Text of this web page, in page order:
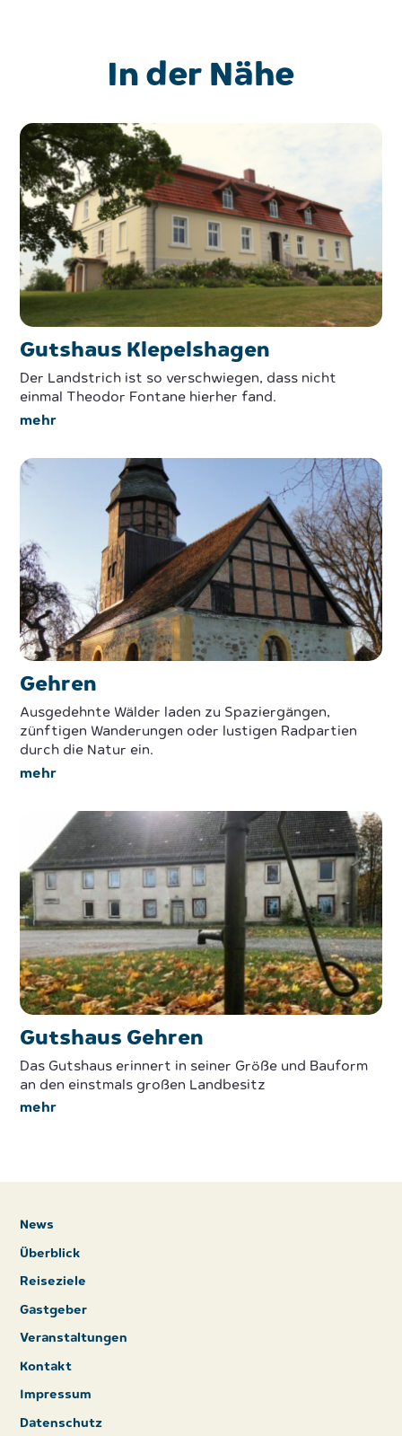
In der Nähe
Gutshaus Klepelshagen
Der Landstrich ist so verschwiegen, dass nicht
einmal Theodor Fontane hierher fand.
mehr
Gehren
Ausgedehnte Wälder laden zu Spaziergängen,
zünftigen Wanderungen oder lustigen Radpartien
durch die Natur ein.
mehr
Gutshaus Gehren
Das Gutshaus erinnert in seiner Größe und Bauform
an den einstmals großen Landbesitz
mehr
News
Überblick
Reiseziele
Gastgeber
Veranstaltungen
Kontakt
Impressum
Datenschutz